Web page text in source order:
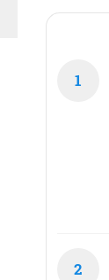
1
2